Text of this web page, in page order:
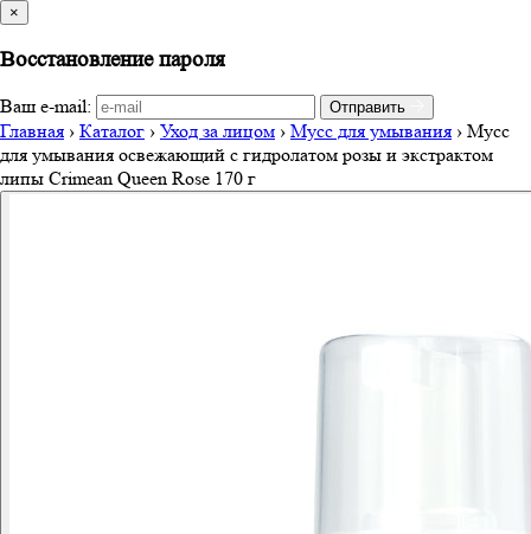
×
Восстановление пароля
Ваш e-mail: Отправить
Главная › Каталог › Уход за лицом › Мусс для умывания › Мусс
для умывания освежающий с гидролатом розы и экстрактом
липы Crimean Queen Rose 170 г